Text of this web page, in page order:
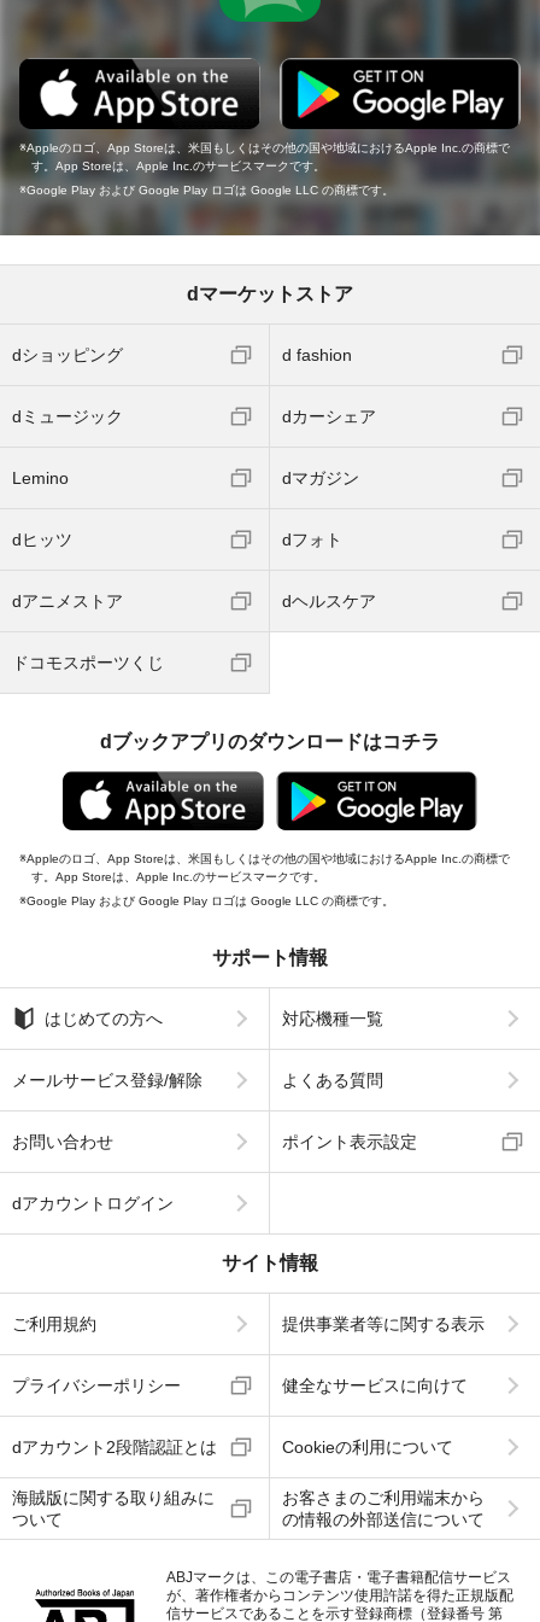
Appleのロゴ、App Storeは、米国もしくはその他の国や地域におけるApple Inc.の商標で
す。App Storeは、Apple Inc.のサービスマークです。
Google Play および Google Play ロゴは Google LLC の商標です。
dマーケットストア
dショッピング d fashion
dミュージック dカーシェア
Lemino dマガジン
dヒッツ dフォト
dアニメストア dヘルスケア
ドコモスポーツくじ
dブックアプリのダウンロードはコチラ
Appleのロゴ、App Storeは、米国もしくはその他の国や地域におけるApple Inc.の商標で
す。App Storeは、Apple Inc.のサービスマークです。
Google Play および Google Play ロゴは Google LLC の商標です。
サポート情報
はじめての方へ 対応機種一覧
メールサービス登録/解除 よくある質問
お問い合わせ ポイント表示設定
dアカウントログイン
サイト情報
ご利用規約 提供事業者等に関する表示
プライバシーポリシー 健全なサービスに向けて
dアカウント2段階認証とは Cookieの利用について
海賊版に関する取り組みに
ついて
お客さまのご利用端末から
の情報の外部送信について
ABJマークは、この電子書店・電子書籍配信サービス
が、著作権者からコンテンツ使用許諾を得た正規版配
信サービスであることを示す登録商標（登録番号 第